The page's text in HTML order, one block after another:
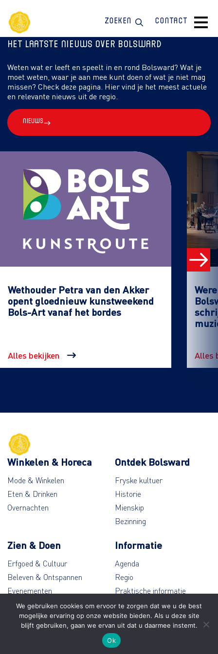
Zoeken Contact
Het laatste nieuws over Bolsward
Weten wat er leeft en speelt in en rond Bolsward? Wat je
moet weten, waar je aan mee kunt doen of wat je niet mag
missen? Check deze pagina. Hier vind je het meest actuele
en relevante nieuws uit de regio.
Nieuws
Wethouder Petra van den Akker
opent gloednieuw kunstweekend
Bols-Art vanaf het bordes
Alles bekijken Alles
Winkelen & Horeca
Mode & Winkelen
Eten & Drinken
Overnachten
Ontdek Bolsward
Fryske kultuer
Historie
Mienskip
Bezinning
Zien & Doen
Erfgoed & Cultuur
Beleven & Ontspannen
Evenementen
Wandelen & Fietsen
Informatie
Agenda
Regio
Praktische informatie
Contact
We gebruiken cookies om ervoor te zorgen dat we u de best
mogelijke ervaring op onze website bieden. Als u deze site
blijft gebruiken, gaan we ervan uit dat u daarmee instemt.
Ok